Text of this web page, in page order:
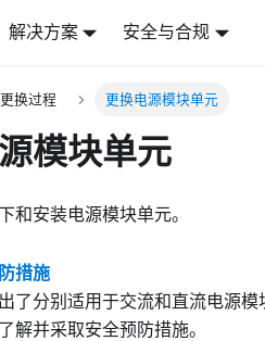
解决方案 安全与合规
换过程 更换电源模块单元
模块单元
和安装电源模块单元。
措施
了分别适用于交流和直流电源
解并采取安全预防措施。